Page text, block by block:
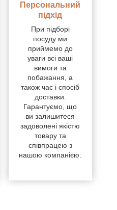
Персональний
підхід
При підборі
посуду ми
приймемо до
уваги всі ваші
вимоги та
побажання, а
також час і спосіб
доставки.
Гарантуємо, що
ви залишитеся
задоволені якістю
товару та
співпрацею з
нашою компанією.